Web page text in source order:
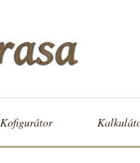
Kofigurátor